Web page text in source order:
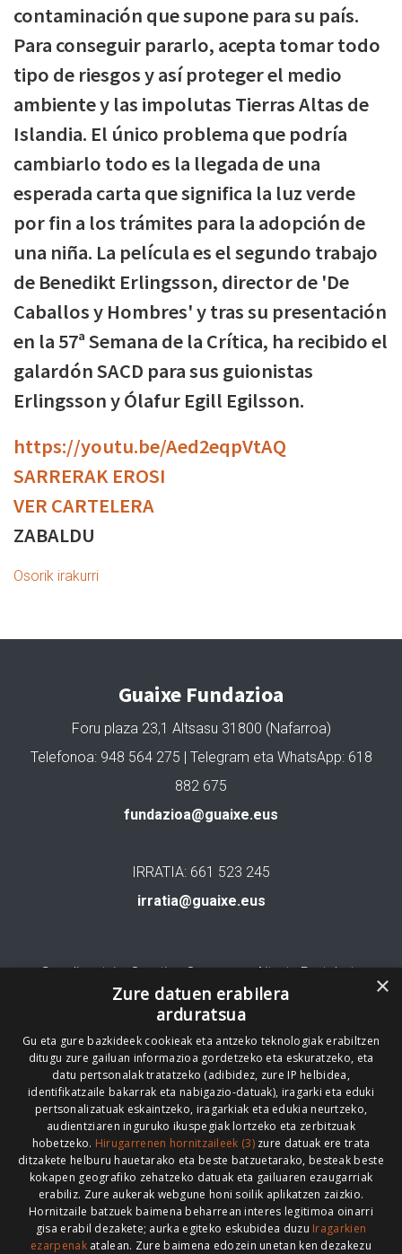
contaminación que supone para su país.
Para conseguir pararlo, acepta tomar todo
tipo de riesgos y así proteger el medio
ambiente y las impolutas Tierras Altas de
Islandia. El único problema que podría
cambiarlo todo es la llegada de una
esperada carta que significa la luz verde
por fin a los trámites para la adopción de
una niña. La película es el segundo trabajo
de Benedikt Erlingsson, director de 'De
Caballos y Hombres' y tras su presentación
en la 57ª Semana de la Crítica, ha recibido el
galardón SACD para sus guionistas
Erlingsson y Ólafur Egill Egilsson.
https://youtu.be/Aed2eqpVtAQ
SARRERAK EROSI
VER CARTELERA
ZABALDU
Osorik irakurri
Guaixe Fundazioa
Foru plaza 23,1 Altsasu 31800 (Nafarroa)
Telefonoa: 948 564 275 | Telegram eta WhatsApp: 618
882 675
fundazioa@guaixe.eus
IRRATIA: 661 523 245
irratia@guaixe.eus
Gure lizentzia: Creative Commons Aitortu Partekatu
Codesyntaxek garatua
HONI BURUZ LEGE OHARRA PUBLIZITATEA
ARAUAK HARREMANETARAKO RSS
>
×
Zure datuen erabilera
arduratsua
Gu eta gure bazkideek cookieak eta antzeko teknologiak erabiltzen
ditugu zure gailuan informazioa gordetzeko eta eskuratzeko, eta
datu pertsonalak tratatzeko (adibidez, zure IP helbidea,
identifikatzaile bakarrak eta nabigazio-datuak), iragarki eta eduki
pertsonalizatuak eskaintzeko, iragarkiak eta edukia neurtzeko,
audientziaren inguruko ikuspegiak lortzeko eta zerbitzuak
hobetzeko. Hirugarrenen hornitzaileek (3)zure datuak ere trata
ditzakete helburu hauetarako eta beste batzuetarako, besteak beste
kokapen geografiko zehatzeko datuak eta gailuaren ezaugarriak
erabiliz. Zure aukerak webgune honi soilik aplikatzen zaizkio.
Hornitzaile batzuek baimena beharrean interes legitimoa oinarri
gisa erabil dezakete; aurka egiteko eskubidea duzu Iragarkien
ezarpenakatalean. Zure baimena edozein unetan ken dezakezu